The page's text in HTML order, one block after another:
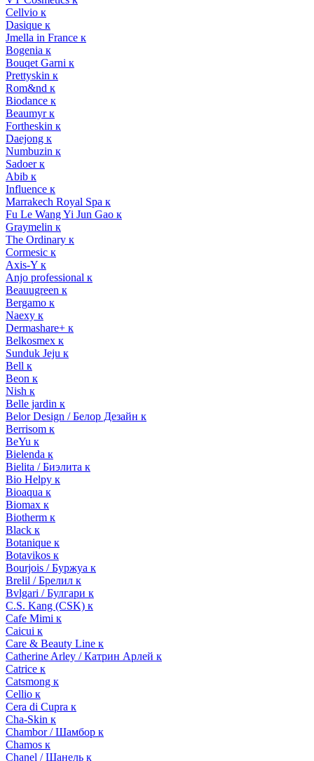
Cellvio к
Dasique к
Jmella in France к
Bogenia к
Bouqet Garni к
Prettyskin к
Rom&nd к
Biodance к
Beaumyr к
Fortheskin к
Daejong к
Numbuzin к
Sadoer к
Abib к
Influence к
Marrakech Royal Spa к
Fu Le Wang Yi Jun Gao к
Graymelin к
The Ordinary к
Cormesic к
Axis-Y к
Anjo professional к
Beauugreen к
Bergamo к
Naexy к
Dermashare+ к
Belkosmex к
Sunduk Jeju к
Bell к
Beon к
Nish к
Belle jardin к
Belor Design / Белор Дезайн к
Berrisom к
BeYu к
Bielenda к
Bielita / Биэлита к
Bio Helpy к
Bioaqua к
Biomax к
Biotherm к
Black к
Botanique к
Botavikos к
Bourjois / Буржуа к
Brelil / Брелил к
Bvlgari / Булгари к
C.S. Kang (CSK) к
Cafe Mimi к
Caicui к
Care & Beauty Line к
Catherine Arley / Катрин Арлей к
Catrice к
Catsmong к
Cellio к
Cera di Cupra к
Cha-Skin к
Chambor / Шамбор к
Chamos к
Chanel / Шанель к